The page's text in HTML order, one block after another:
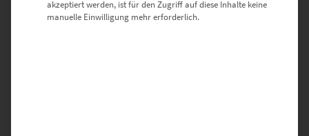
akzeptiert werden, ist für den Zugriff auf diese Inhalte keine
manuelle Einwilligung mehr erforderlich.